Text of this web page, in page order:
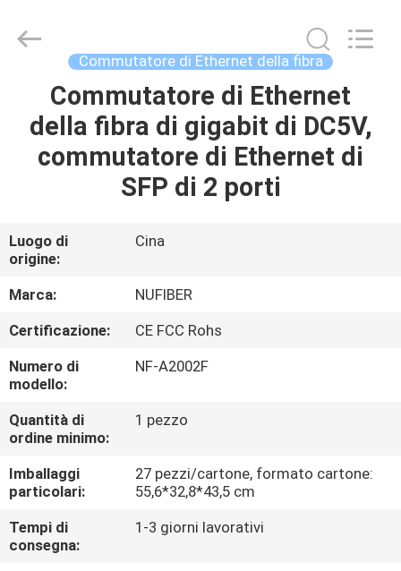
CASA
PRODOTTI
NOI
GIRO
DELLA
FABBRICA
CONTROLLO
DI
QUALITÀ
CONTATTICI
Digital
Technology
Commutatore di Ethernet della fibra
Commutatore di Ethernet
della fibra di gigabit di DC5V,
commutatore di Ethernet di
SFP di 2 porti
Luogo di
origine:
Cina
Marca:
NUFIBER
Certificazione:
CE FCC Rohs
Numero di
modello:
NF-A2002F
Quantità di
ordine minimo:
1 pezzo
Imballaggi
particolari:
27 pezzi/cartone, formato cartone:
55,6*32,8*43,5 cm
Tempi di
consegna:
1-3 giorni lavorativi